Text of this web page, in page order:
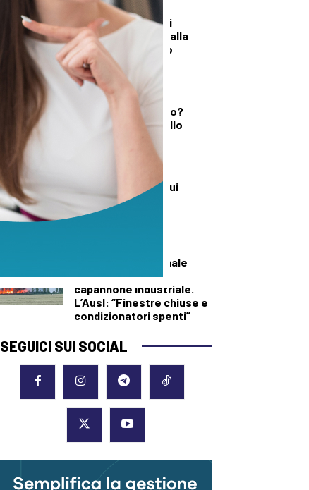
DALLA TOSCANA
Un’altra giornata di
incendi di bosco, dalla
Toscana al Mugello
DEMOGRAFICA
Testosterone e
spermatozoi in calo?
Cosa c’è di vero nello
“Spermageddon”
Perché investire sui
ventenni triplica il
benessere di tutti
Maxi incendio a Finale
Emilia, in fiamme
capannone industriale.
L’Ausl: “Finestre chiuse e
condizionatori spenti”
SEGUICI SUI SOCIAL